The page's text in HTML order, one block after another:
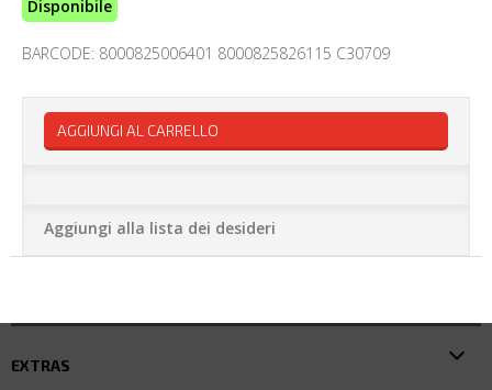
Disponibile
BARCODE: 8000825006401 8000825826115 C30709
AGGIUNGI AL CARRELLO
Aggiungi alla lista dei desideri
EXTRAS